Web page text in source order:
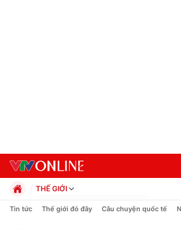
THẾ GIỚI
Chính trị
Tin tức Thế giới đó đây Câu chuyện quốc tế